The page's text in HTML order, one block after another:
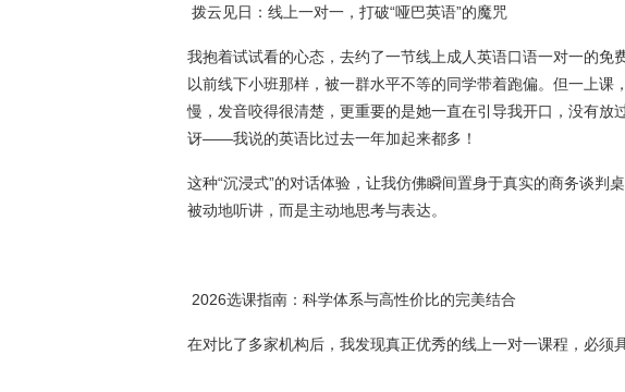
拨云见日：线上一对一，打破“哑巴英语”的魔咒
我抱着试试看的心态，去约了一节线上成人英语口语一对一的免
以前线下小班那样，被一群水平不等的同学带着跑偏。但一上课
慢，发音咬得很清楚，更重要的是她一直在引导我开口，没有放
讶——我说的英语比过去一年加起来都多！
这种“沉浸式”的对话体验，让我仿佛瞬间置身于真实的商务谈
被动地听讲，而是主动地思考与表达。
2026选课指南：科学体系与高性价比的完美结合
在对比了多家机构后，我发现真正优秀的线上一对一课程，必须